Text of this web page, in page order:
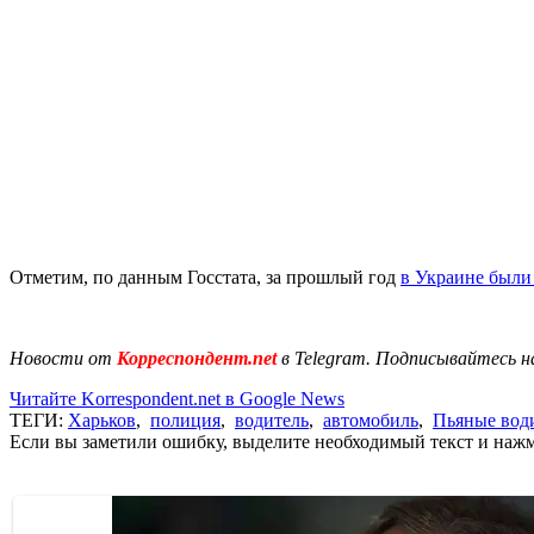
Отметим, по данным Госстата, за прошлый год в Украине
Новости от Корреспондент.netв Telegram. Подписывайтесь
Читайте Korrespondent.net в Google News
ТЕГИ: Харьков, полиция, водитель, автомобиль, Пьяные
Если вы заметили ошибку, выделите необходимый текст и